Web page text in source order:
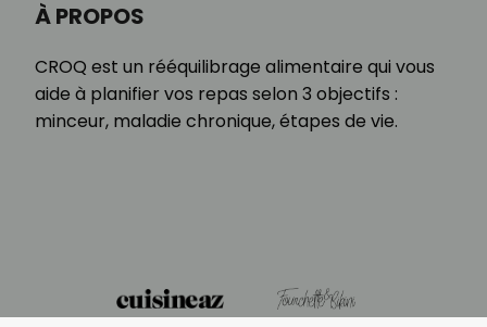
À PROPOS
CROQ est un rééquilibrage alimentaire qui vous
aide à planifier vos repas selon 3 objectifs :
minceur, maladie chronique, étapes de vie.